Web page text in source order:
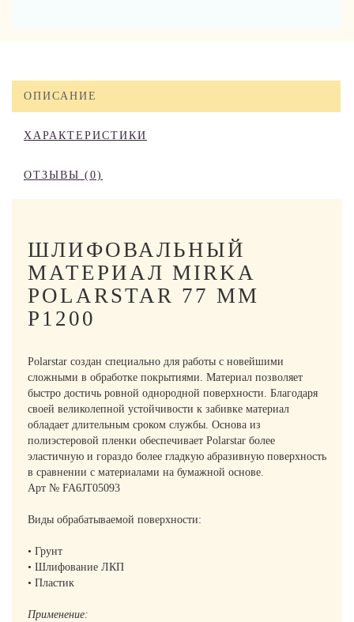
ОПИСАНИЕ
ХАРАКТЕРИСТИКИ
ОТЗЫВЫ (0)
ШЛИФОВАЛЬНЫЙ
МАТЕРИАЛ MIRKA
POLARSTAR 77 ММ
Р1200
Polarstar создан специально для работы с новейшими
сложными в обработке покрытиями. Материал позволяет
быстро достичь ровной однородной поверхности. Благодаря
своей великолепной устойчивости к забивке материал
обладает длительным сроком службы. Основа из
полиэстеровой пленки обеспечивает Polarstar более
эластичную и гораздо более гладкую абразивную поверхность
в сравнении с материалами на бумажной основе.
Арт № FA6JT05093
Виды обрабатываемой поверхности:
• Грунт
• Шлифование ЛКП
• Пластик
Применение: